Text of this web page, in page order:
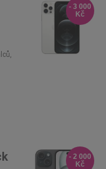
- 3 000
Kč
- 2 000
Kč